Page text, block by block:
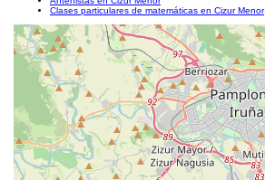
Clases particulares de matemáticas en Cizur Menor